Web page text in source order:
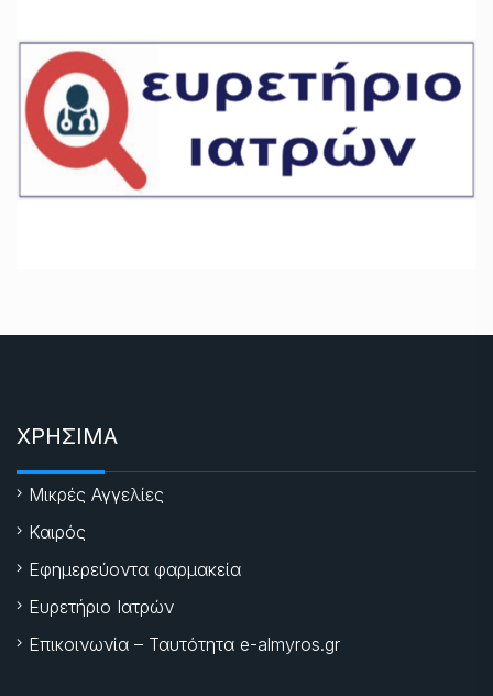
ΧΡΗΣΙΜΑ
Μικρές Αγγελίες
Καιρός
Εφημερεύοντα φαρμακεία
Ευρετήριο Ιατρών
Επικοινωνία – Ταυτότητα e-almyros.gr